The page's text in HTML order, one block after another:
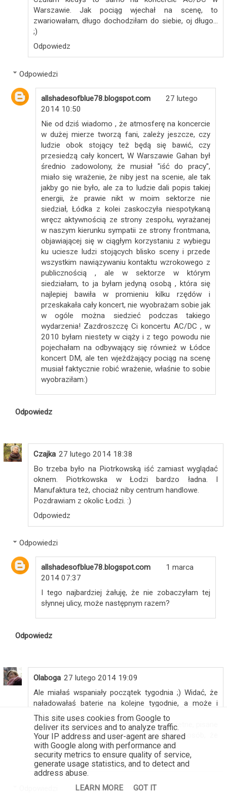
Warszawie. Jak pociąg wjechał na scenę, to
zwariowałam, długo dochodziłam do siebie, oj długo...
;)
Odpowiedz
Odpowiedzi
allshadesofblue78.blogspot.com
27 lutego
2014 10:50
Nie od dziś wiadomo , że atmosferę na koncercie
w dużej mierze tworzą fani, zależy jeszcze, czy
ludzie obok stojący też będą się bawić, czy
przesiedzą cały koncert, W Warszawie Gahan był
średnio zadowolony, że musiał "iść do pracy",
miało się wrażenie, że niby jest na scenie, ale tak
jakby go nie było, ale za to ludzie dali popis takiej
energii, że prawie nikt w moim sektorze nie
siedział, Łódka z kolei zaskoczyła niespotykaną
wręcz aktywnością ze strony zespołu, wyrażanej
w naszym kierunku sympatii ze strony frontmana,
objawiającej się w ciągłym korzystaniu z wybiegu
ku uciesze ludzi stojących blisko sceny i przede
wszystkim nawiązywaniu kontaktu wzrokowego z
publicznością , ale w sektorze w którym
siedziałam, to ja byłam jedyną osobą , która się
najlepiej bawiła w promieniu kilku rzędów i
przeskakała cały koncert, nie wyobrażam sobie jak
w ogóle można siedzieć podczas takiego
wydarzenia! Zazdroszczę Ci koncertu AC/DC , w
2010 byłam niestety w ciąży i z tego powodu nie
pojechałam na odbywający się również w Łódce
koncert DM, ale ten wjeżdżający pociąg na scenę
musiał faktycznie robić wrażenie, właśnie to sobie
wyobraziłam:)
Odpowiedz
Czajka 27 lutego 2014 18:38
Bo trzeba było na Piotrkowską iść zamiast wyglądać
oknem. Piotrkowska w Łodzi bardzo ładna. I
Manufaktura też, chociaż niby centrum handlowe.
Pozdrawiam z okolic Łodzi. :)
Odpowiedz
Odpowiedzi
allshadesofblue78.blogspot.com
1 marca
2014 07:37
I tego najbardziej żałuję, że nie zobaczyłam tej
słynnej ulicy, może następnym razem?
Odpowiedz
Olaboga 27 lutego 2014 19:09
Ale miałaś wspaniały początek tygodnia ;) Widać, że
naładowałaś baterie na kolejne tygodnie, a może i
miesiące? ;)
Biografie wydane przez Ossolineum są świetne, pisane
przez poważnych historyków, ale w taki sposób, że
każdy zachwyci się historią.
Odpowiedz
This site uses cookies from Google to
deliver its services and to analyze traffic.
Your IP address and user-agent are shared
with Google along with performance and
security metrics to ensure quality of service,
generate usage statistics, and to detect and
address abuse.
LEARN MORE GOT IT